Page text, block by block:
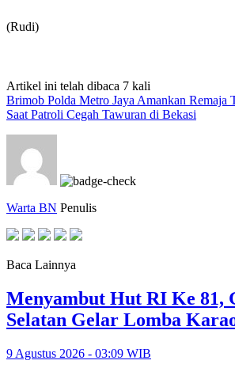
(Rudi)
Artikel ini telah dibaca 7 kali
Brimob Polda Metro Jaya Amankan Remaja
Saat Patroli Cegah Tawuran di Bekasi
Warta BN Penulis
Baca Lainnya
Menyambut Hut RI Ke 81,
Selatan Gelar Lomba
9 Agustus 2026 - 03:09 WIB